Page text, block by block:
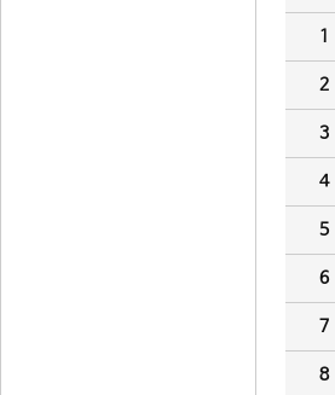
1
2
3
4
5
6
7
8